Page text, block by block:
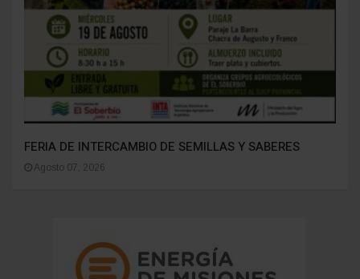
FERIA DE INTERCAMBIO DE SEMILLAS Y SABERES
Agosto 07, 2026